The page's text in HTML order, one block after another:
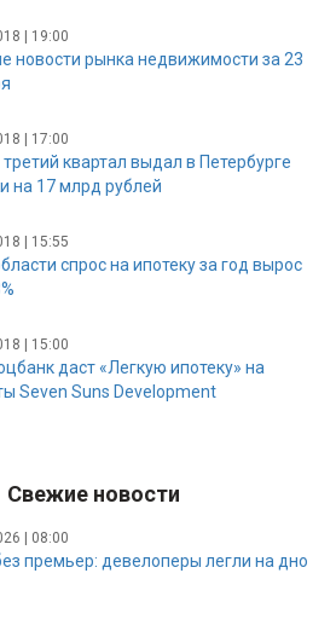
| 19:00
новости рынка недвижимости за 23
| 17:00
квартал выдал в Петербурге
на 17 млрд рублей
| 15:55
спрос на ипотеку за год вырос
| 15:00
даст «Легкую ипотеку» на
Seven Suns Development
Свежие новости
| 08:00
премьер: девелоперы легли на дно